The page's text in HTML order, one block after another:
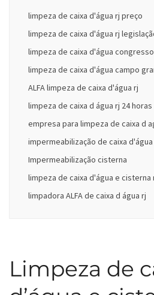
limpeza de caixa d'água rj preço
limpeza de caixa d'água rj
limpeza de caixa d'água congresso
limpeza de caixa d'água campo
ALFA limpeza de caixa d'água rj
limpeza de caixa d água rj 24 horas
empresa para limpeza de caixa d
impermeabilização de caixa d'água
Impermeabilização cisterna
limpeza de caixa d'água e cisterna
limpadora ALFA de caixa d água rj
Limpeza de